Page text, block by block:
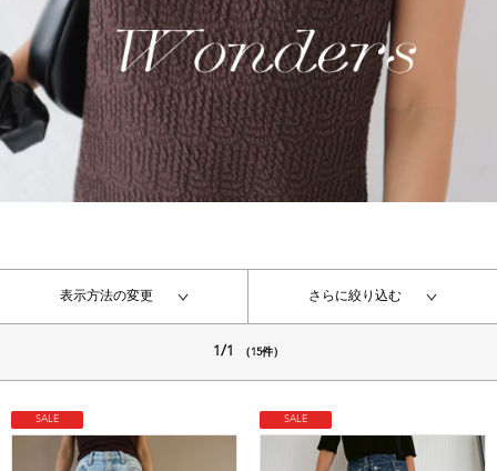
表示方法の変更 さらに絞り込む
1/1 （15件）
SALE SALE